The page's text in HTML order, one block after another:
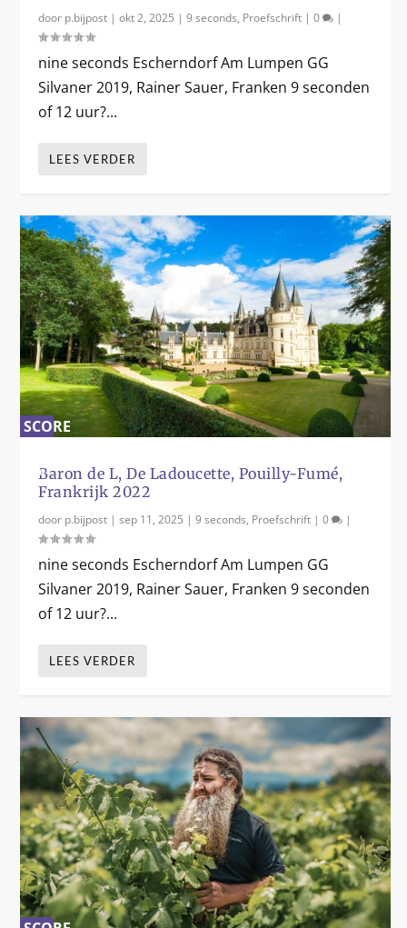
door p.bijpost |okt 2, 2025 |9 seconds, Proefschrift |0 |
nine seconds Escherndorf Am Lumpen GG
Silvaner 2019, Rainer Sauer, Franken 9 seconden
of 12 uur?...
LEES VERDER
SCORE
%
Baron de L, De Ladoucette, Pouilly-Fumé,
Frankrijk 2022
door p.bijpost |sep 11, 2025 |9 seconds, Proefschrift |0 |
nine seconds Escherndorf Am Lumpen GG
Silvaner 2019, Rainer Sauer, Franken 9 seconden
of 12 uur?...
LEES VERDER